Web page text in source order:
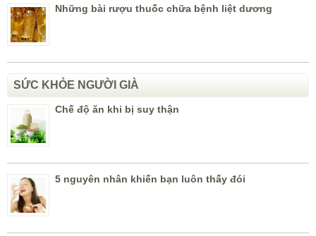
Những bài rượu thuốc chữa bệnh liệt dương
SỨC KHỎE NGƯỜI GIÀ
Chế độ ăn khi bị suy thận
5 nguyên nhân khiến bạn luôn thấy đói